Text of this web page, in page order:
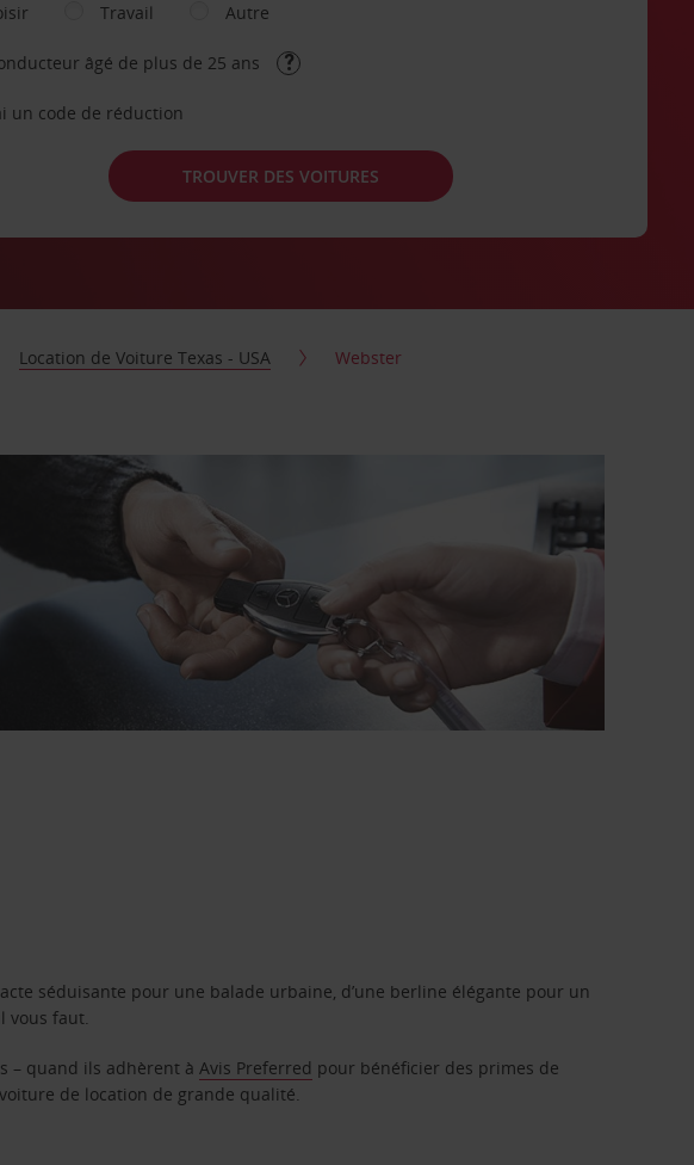
Travail Autre
âgé de plus de 25 ans
un code de réduction
TROUVER DES VOITURES
Location de Voiture Texas - USA Webster
séduisante pour une balade urbaine, d’une berline élégante pour un
vous faut.
– quand ils adhèrent àAvis Preferred pour bénéficier des primes de
de location de grande qualité.